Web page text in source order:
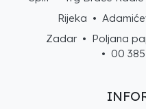
Rijeka •
Zadar • Poljana
• 00